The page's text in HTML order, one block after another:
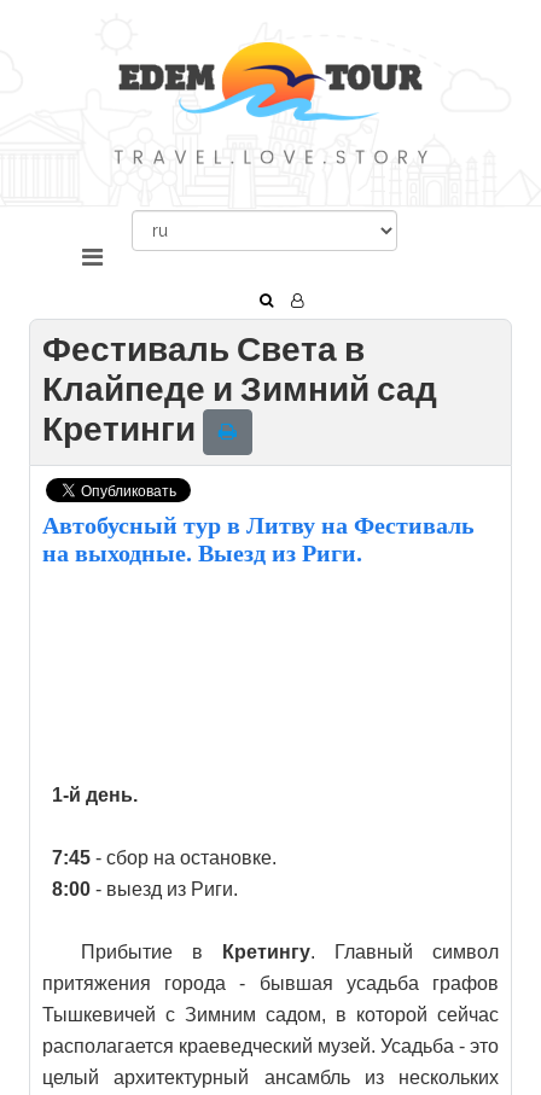
Фестиваль Света в
Клайпеде и Зимний сад
Кретинги
Автобусный тур в Литву на Фестиваль
на выходные. Выезд из Риги.
1-й день.
7:45 - сбор на остановке.
8:00 - выезд из Риги.
Прибытие в Кретингу. Главный символ
притяжения города - бывшая усадьба графов
Тышкевичей с Зимним садом, в которой сейчас
располагается краеведческий музей. Усадьба - это
целый архитектурный ансамбль из нескольких